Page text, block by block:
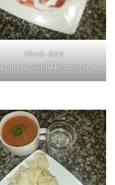
Obiad- dieta
podstawowa/lekkostrawna